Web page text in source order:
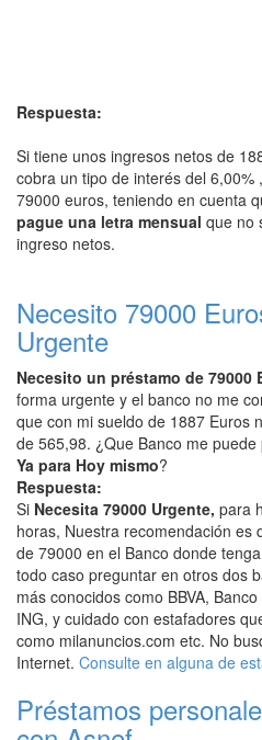
Respuesta:
Si tiene unos ingresos netos de
cobra un tipo de interés del
79000 euros, teniendo en cuenta
pague una letra mensual que no
ingreso netos.
Necesito 79000
Urgente
Necesito un préstamo de 79000
forma urgente y el banco no me
que con mi sueldo de 1887 Euros
de 565,98. ¿Que Banco me
Ya para Hoy mismo?
Respuesta:
Si Necesita 79000 Urgente, para
horas, Nuestra recomendación es
de 79000 en el Banco donde
todo caso preguntar en otros dos
más conocidos como BBVA,
ING, y cuidado con estafadores
como milanuncios.com etc. No
Internet. Consulte en alguna de
Préstamos